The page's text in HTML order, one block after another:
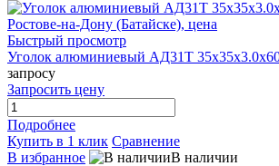
Быстрый просмотр
Уголок алюминиевый АД31Т
запросу
Запросить цену
Подробнее
Купить в 1 клик Сравнение
В избранное
В наличии